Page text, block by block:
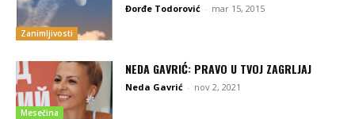
Zanimljivosti
Đorđe Todorović - mar 15, 2015
Mesečina
NEDA GAVRIĆ: PRAVO U TVOJ ZAGRLJAJ
Neda Gavrić - nov 2, 2021